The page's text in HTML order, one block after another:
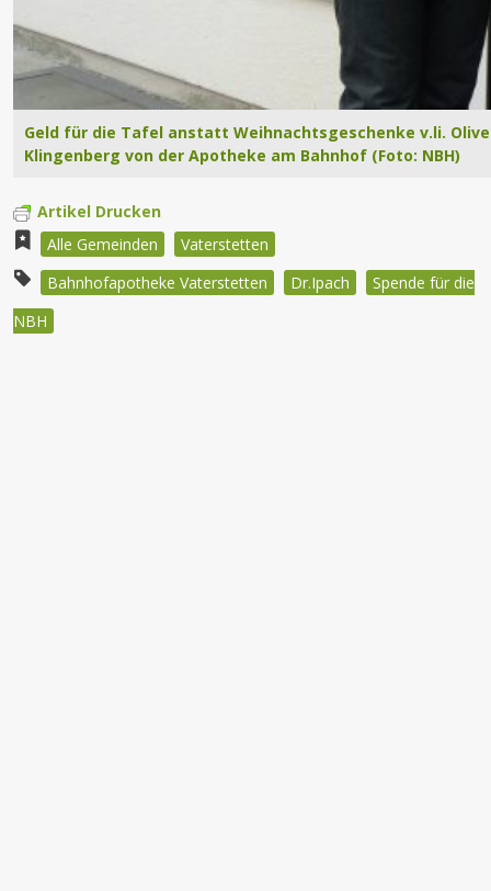
Geld für die Tafel anstatt Weihnachtsgeschenke v.li.
Klingenberg von der Apotheke am Bahnhof (Foto: NBH)
Artikel Drucken
Alle Gemeinden
Vaterstetten
Bahnhofapotheke Vaterstetten
Dr.Ipach
Spende für die
NBH